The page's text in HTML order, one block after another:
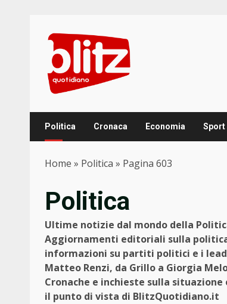
content
Politica Cronaca Economia Sport
Home » Politica » Pagina 603
Politica
Ultime notizie dal mondo della
Aggiornamenti editoriali sulla
informazioni su partiti politici e i
Matteo Renzi, da Grillo a Giorgia
Cronache e inchieste sulla
il punto di vista di BlitzQuotidiano.it